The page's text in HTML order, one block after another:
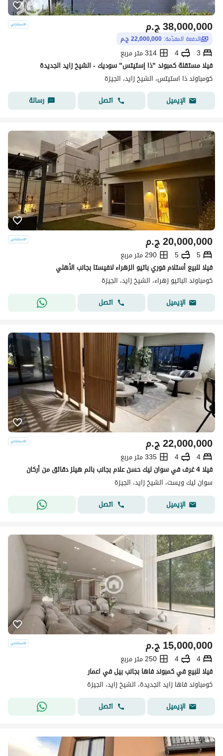
ج.م38,000,000
الدفعة المقدّمة: 22,000,000 ج.م
3
4
314 متر مربع
فيلا مستقلة كمبوند "ذا إستيتس" سوديك - الشيخ زايد الجديدة
كومباوند ذا استيتس، الشيخ زايد، الجيزة
الإيميل
اتصل رسالة
ج.م20,000,000
5
5
290 متر مربع
فيلا للبيع أستلام فوري باتيو الزهراء لافيستا بجانب الأهلي
كومباوند الباتيو زهراء، الشيخ زايد، الجيزة
الإيميل
اتصل
ج.م22,000,000
4
4
335 متر مربع
فيلا 4 غرف في سوان ليك حسن علام بجانب بالم هيلز دقائق من أركان
سوان ليك ويست، الشيخ زايد، الجيزة
الإيميل
اتصل
ج.م15,000,000
4
4
250 متر مربع
فيلا للبيع في كمبوند فاها بجانب بيل في اعمار
كومباوند فاها زايد الجديدة، الشيخ زايد، الجيزة
الإيميل
اتصل